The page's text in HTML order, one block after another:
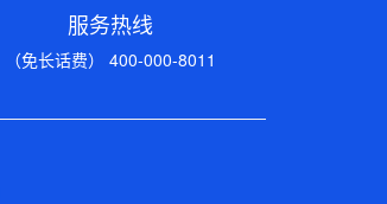
服务热线
（免长话费） 400-000-8011